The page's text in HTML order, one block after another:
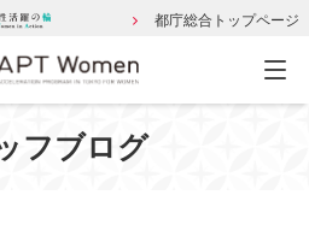
都庁総合トップページ
フブログ